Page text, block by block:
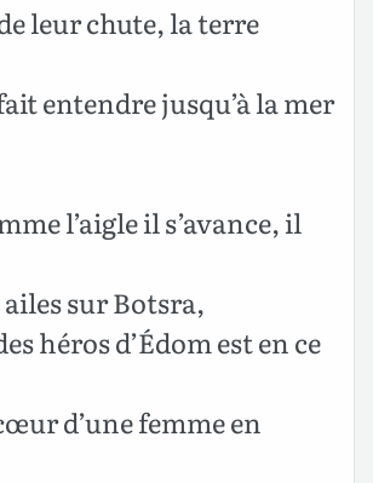
leur chute, la terre
entendre jusqu’à la mer
l’aigle il s’avance, il
sur Botsra,
héros d’Édom est en ce
d’une femme en